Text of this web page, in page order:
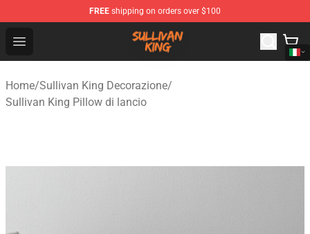
FREE shipping on orders over $100
Open menu
Sullivan King Shop - Official Sullivan King Merchandise
Home/Sullivan King Decorazione/
Sullivan King Pillow di lancio